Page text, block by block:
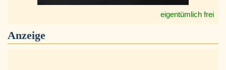
eigentümlich frei
Anzeige